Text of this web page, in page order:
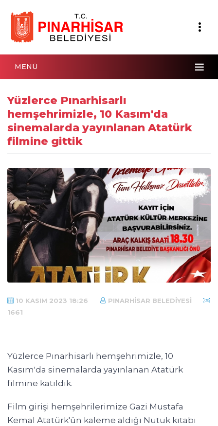
MENÜ
Yüzlerce Pınarhisarlı
hemşehrimizle, 10 Kasım'da
sinemalarda yayınlanan Atatürk
filmine gittik
10 KASIM 2023 18:26
PINARHISAR BELEDIYESI
1661
Yüzlerce Pınarhisarlı hemşehrimizle, 10
Kasım'da sinemalarda yayınlanan Atatürk
filmine katıldık.
Film girişi hemşehrilerimize Gazi Mustafa
Kemal Atatürk'ün kaleme aldığı Nutuk kitabı